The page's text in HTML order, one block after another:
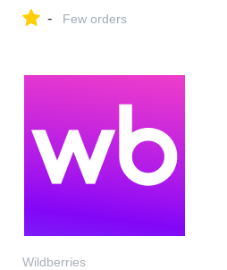
Wildberries
- Few orders
Wildberries